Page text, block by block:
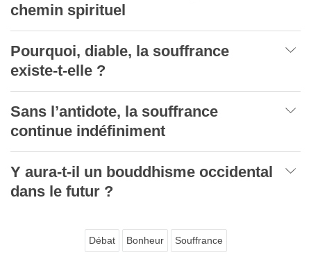
chemin spirituel
Pourquoi, diable, la souffrance
existe-t-elle ?
Sans l’antidote, la souffrance
continue indéfiniment
Y aura-t-il un bouddhisme occidental
dans le futur ?
Débat Bonheur Souffrance